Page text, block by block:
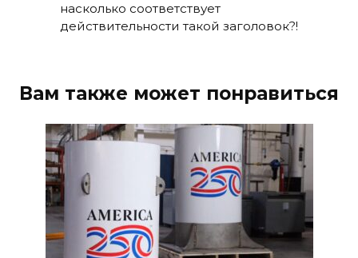
насколько соответствует
действительности такой заголовок?!
Вам также может понравиться